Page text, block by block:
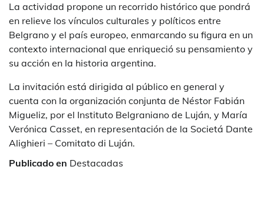
La actividad propone un recorrido histórico que pondrá
en relieve los vínculos culturales y políticos entre
Belgrano y el país europeo, enmarcando su figura en un
contexto internacional que enriqueció su pensamiento y
su acción en la historia argentina.
La invitación está dirigida al público en general y
cuenta con la organización conjunta de Néstor Fabián
Migueliz, por el Instituto Belgraniano de Luján, y María
Verónica Casset, en representación de la Societá Dante
Alighieri – Comitato di Luján.
Publicado en Destacadas